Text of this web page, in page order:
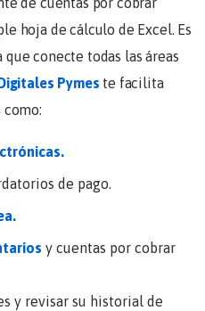
hoja de cálculo de Excel. Es
conecte todas las áreas
Pymes te facilita
de pago.
y cuentas por cobrar
y revisar su historial de